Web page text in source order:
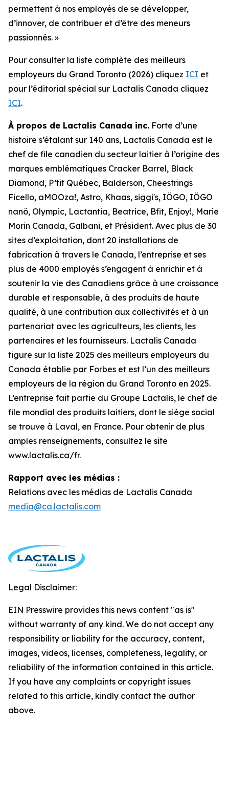
permettent à nos employés de se développer,
d’innover, de contribuer et d’être des meneurs
passionnés. »
Pour consulter la liste complète des meilleurs
employeurs du Grand Toronto (2026) cliquez ICI et
pour l’éditorial spécial sur Lactalis Canada cliquez
ICI.
À propos de Lactalis Canada inc. Forte d’une
histoire s’étalant sur 140 ans, Lactalis Canada est le
chef de file canadien du secteur laitier à l’origine des
marques emblématiques Cracker Barrel, Black
Diamond, P’tit Québec, Balderson, Cheestrings
Ficello, aMOOza!, Astro, Khaas, siggi's, IÖGO, IÖGO
nanö, Olympic, Lactantia, Beatrice, Bfit, Enjoy!, Marie
Morin Canada, Galbani, et Président. Avec plus de 30
sites d’exploitation, dont 20 installations de
fabrication à travers le Canada, l’entreprise et ses
plus de 4000 employés s’engagent à enrichir et à
soutenir la vie des Canadiens grâce à une croissance
durable et responsable, à des produits de haute
qualité, à une contribution aux collectivités et à un
partenariat avec les agriculteurs, les clients, les
partenaires et les fournisseurs. Lactalis Canada
figure sur la liste 2025 des meilleurs employeurs du
Canada établie par Forbes et est l’un des meilleurs
employeurs de la région du Grand Toronto en 2025.
L’entreprise fait partie du Groupe Lactalis, le chef de
file mondial des produits laitiers, dont le siège social
se trouve à Laval, en France. Pour obtenir de plus
amples renseignements, consultez le site
www.lactalis.ca/fr.
Rapport avec les médias :
Relations avec les médias de Lactalis Canada
media@ca.lactalis.com
Legal Disclaimer:
EIN Presswire provides this news content "as is"
without warranty of any kind. We do not accept any
responsibility or liability for the accuracy, content,
images, videos, licenses, completeness, legality, or
reliability of the information contained in this article.
If you have any complaints or copyright issues
related to this article, kindly contact the author
above.